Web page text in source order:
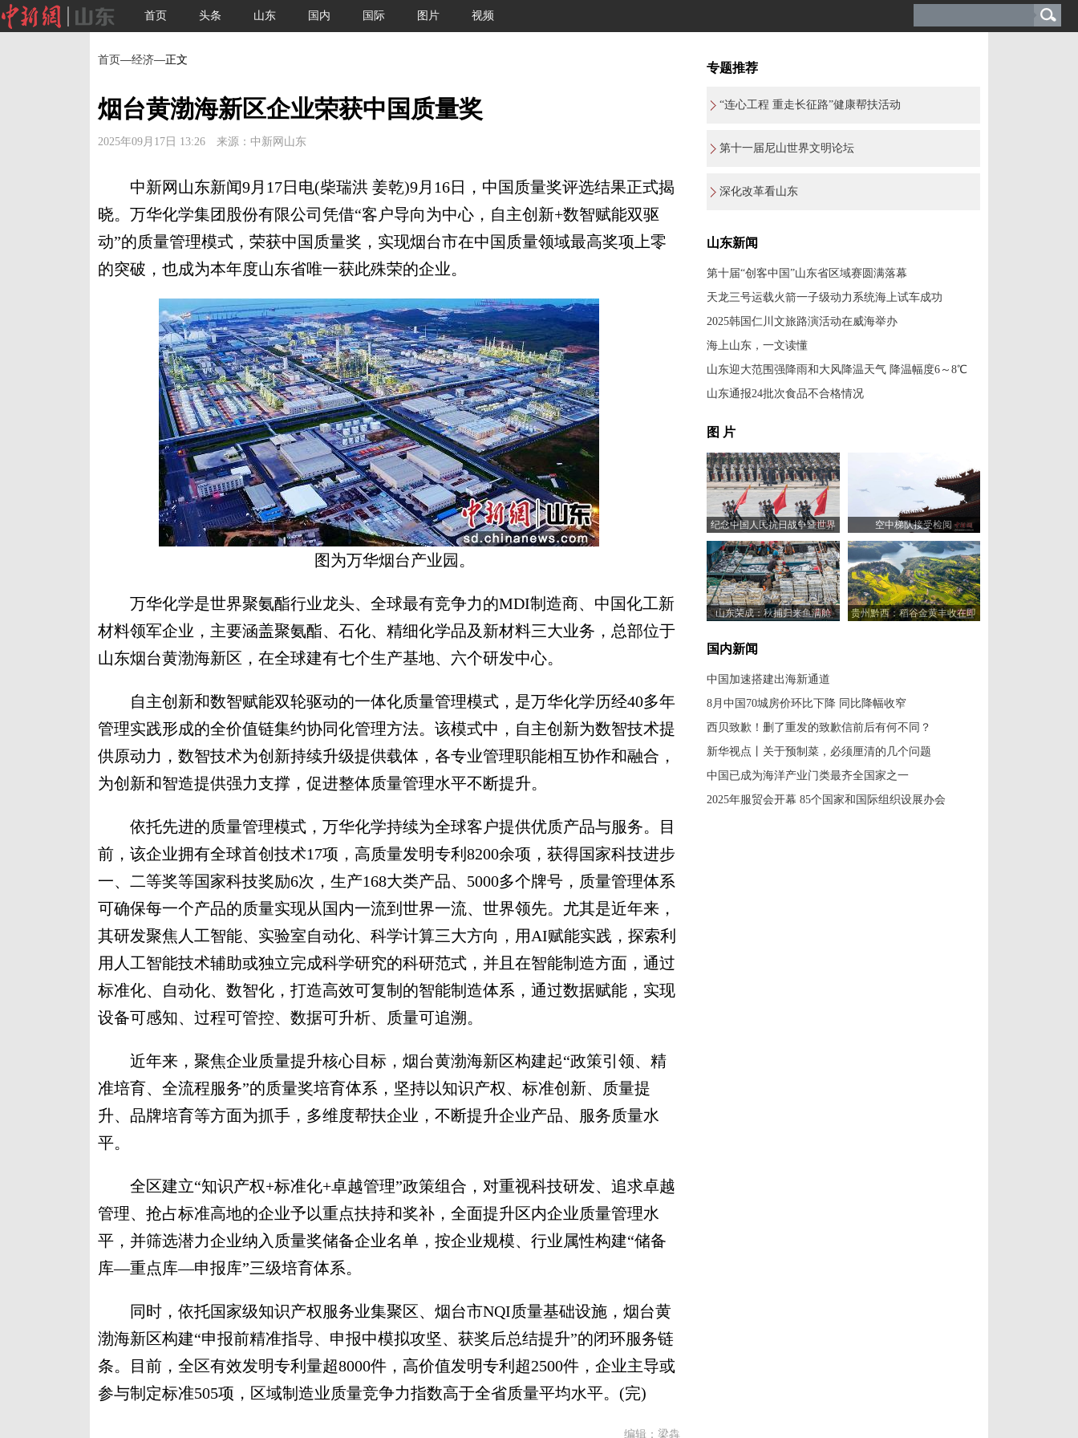
首页 头条 山东 国内 国际 图片 视频
首页—经济—正文
烟台黄渤海新区企业荣获中国质量奖
2025年09月17日 13:26 来源：中新网山东
中新网山东新闻9月17日电(柴瑞洪 姜乾)9月16日，中国质量奖评选结果正式揭
晓。万华化学集团股份有限公司凭借“客户导向为中心，自主创新+数智赋能双驱
动”的质量管理模式，荣获中国质量奖，实现烟台市在中国质量领域最高奖项上零
的突破，也成为本年度山东省唯一获此殊荣的企业。
图为万华烟台产业园。
万华化学是世界聚氨酯行业龙头、全球最有竞争力的MDI制造商、中国化工新
材料领军企业，主要涵盖聚氨酯、石化、精细化学品及新材料三大业务，总部位于
山东烟台黄渤海新区，在全球建有七个生产基地、六个研发中心。
自主创新和数智赋能双轮驱动的一体化质量管理模式，是万华化学历经40多年
管理实践形成的全价值链集约协同化管理方法。该模式中，自主创新为数智技术提
供原动力，数智技术为创新持续升级提供载体，各专业管理职能相互协作和融合，
为创新和智造提供强力支撑，促进整体质量管理水平不断提升。
依托先进的质量管理模式，万华化学持续为全球客户提供优质产品与服务。目
前，该企业拥有全球首创技术17项，高质量发明专利8200余项，获得国家科技进步
一、二等奖等国家科技奖励6次，生产168大类产品、5000多个牌号，质量管理体系
可确保每一个产品的质量实现从国内一流到世界一流、世界领先。尤其是近年来，
其研发聚焦人工智能、实验室自动化、科学计算三大方向，用AI赋能实践，探索利
用人工智能技术辅助或独立完成科学研究的科研范式，并且在智能制造方面，通过
标准化、自动化、数智化，打造高效可复制的智能制造体系，通过数据赋能，实现
设备可感知、过程可管控、数据可升析、质量可追溯。
近年来，聚焦企业质量提升核心目标，烟台黄渤海新区构建起“政策引领、精
准培育、全流程服务”的质量奖培育体系，坚持以知识产权、标准创新、质量提
升、品牌培育等方面为抓手，多维度帮扶企业，不断提升企业产品、服务质量水
平。
全区建立“知识产权+标准化+卓越管理”政策组合，对重视科技研发、追求卓越
管理、抢占标准高地的企业予以重点扶持和奖补，全面提升区内企业质量管理水
平，并筛选潜力企业纳入质量奖储备企业名单，按企业规模、行业属性构建“储备
库—重点库—申报库”三级培育体系。
同时，依托国家级知识产权服务业集聚区、烟台市NQI质量基础设施，烟台黄
渤海新区构建“申报前精准指导、申报中模拟攻坚、获奖后总结提升”的闭环服务链
条。目前，全区有效发明专利量超8000件，高价值发明专利超2500件，企业主导或
参与制定标准505项，区域制造业质量竞争力指数高于全省质量平均水平。(完)
编辑：梁犇
专题推荐
“连心工程 重走长征路”健康帮扶活动
第十一届尼山世界文明论坛
深化改革看山东
山东新闻
第十届“创客中国”山东省区域赛圆满落幕
天龙三号运载火箭一子级动力系统海上试车成功
2025韩国仁川文旅路演活动在威海举办
海上山东，一文读懂
山东迎大范围强降雨和大风降温天气 降温幅度6～8℃
山东通报24批次食品不合格情况
图 片
纪念中国人民抗日战争暨世界
反法西斯战争胜利80周年大会
举行
空中梯队接受检阅
山东荣成：秋捕归来鱼满舱 贵州黔西：稻谷金黄丰收在即
国内新闻
中国加速搭建出海新通道
8月中国70城房价环比下降 同比降幅收窄
西贝致歉！删了重发的致歉信前后有何不同？
新华视点丨关于预制菜，必须厘清的几个问题
中国已成为海洋产业门类最齐全国家之一
2025年服贸会开幕 85个国家和国际组织设展办会